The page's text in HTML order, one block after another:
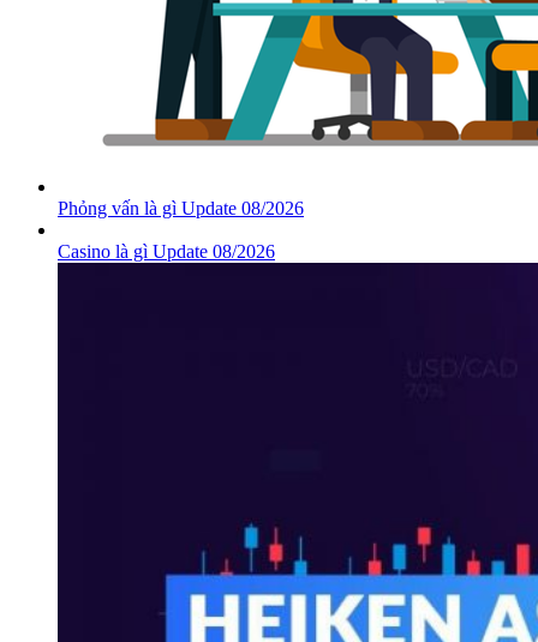
Phỏng vấn là gì Update 08/2026
Casino là gì Update 08/2026